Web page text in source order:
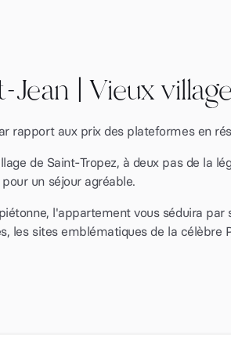
Jean | Vieux
rapport aux prix des plateformes en
de Saint-Tropez, à deux pas de la
un séjour agréable.
l'appartement vous séduira
les sites emblématiques de la